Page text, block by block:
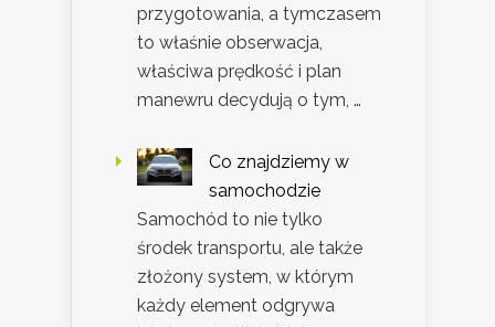
przygotowania, a tymczasem
to właśnie obserwacja,
właściwa prędkość i plan
manewru decydują o tym, …
Co znajdziemy w
samochodzie
Samochód to nie tylko
środek transportu, ale także
złożony system, w którym
każdy element odgrywa